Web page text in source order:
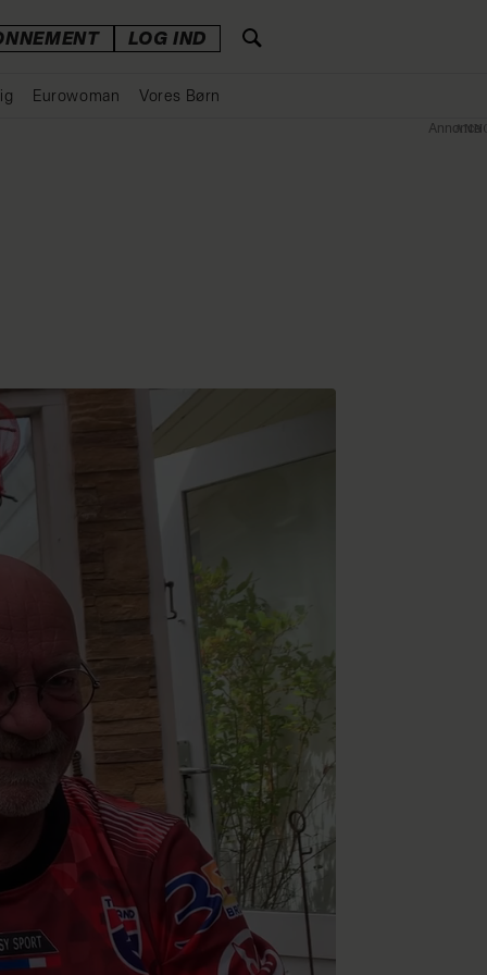
LOG IND
Eurowoman Vores Børn
Annonce